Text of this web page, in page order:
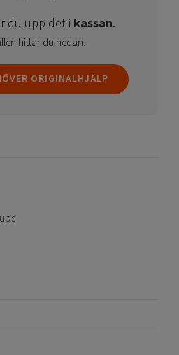
du upp det i kassan.
hittar du nedan.
ORIGINALHJÄLP